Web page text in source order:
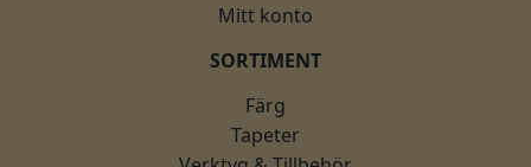
Mitt konto
SORTIMENT
Färg
Tapeter